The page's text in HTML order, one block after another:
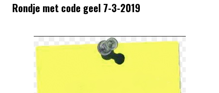
Rondje met code geel 7-3-2019